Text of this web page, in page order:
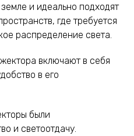
и идеально подходят
где требуется
распределение света.
включают в себя
в его
были
и светоотдачу.